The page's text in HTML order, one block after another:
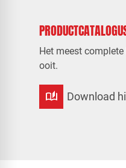
Het meest
ooit.
auto_stories Download